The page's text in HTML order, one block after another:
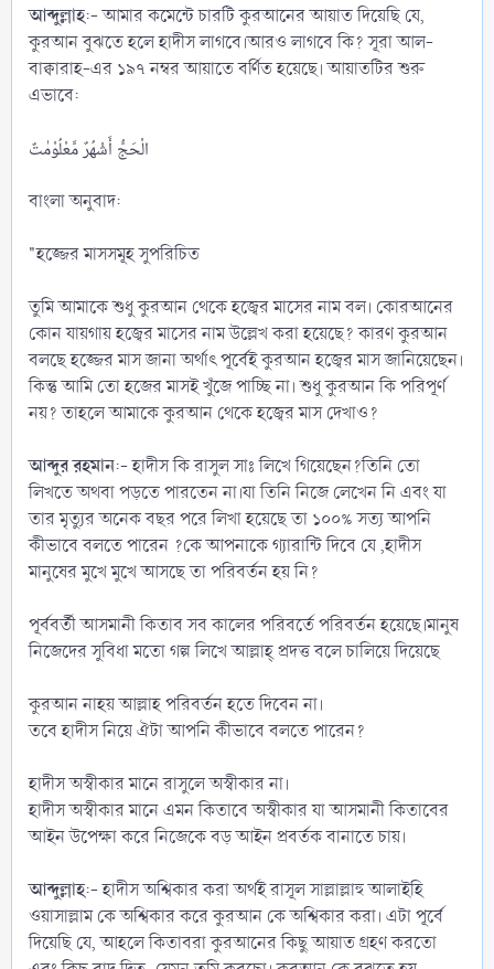
আব্দুল্লাহ:- আমার কমেন্টে চারটি কুরআনের আয়াত দিয়েছি যে,
কুরআন বুঝতে হলে হাদীস লাগবে।আরও লাগবে কি? সূরা আল-
বাক্বারাহ-এর ১৯৭ নম্বর আয়াতে বর্ণিত হয়েছে। আয়াতটির শুরু
এভাবে:
‎الْحَجُّ أَشْهُرٌ مَّعْلُوْمٰتٌ
‎বাংলা অনুবাদ:
‎"হজ্জের মাসসমূহ সুপরিচিত
‎তুমি আমাকে শুধু কুরআন থেকে হজ্বের মাসের নাম বল। কোরআনের
কোন যায়গায় হজ্বের মাসের নাম উল্লেখ করা হয়েছে? কারণ কুরআন
বলছে হজ্জের মাস জানা অর্থাৎ পূর্বেই কুরআন হজ্বের মাস জানিয়েছেন।
কিন্তু আমি তো হজের মাসই খুঁজে পাচ্ছি না। শুধু কুরআন কি পরিপূর্ণ
নয়? তাহলে আমাকে কুরআন থেকে হজ্বের মাস দেখাও?
‎আব্দুর রহমান:- হাদীস কি রাসুল সাঃ লিখে গিয়েছেন?তিনি তো
লিখতে অথবা পড়তে পারতেন না।যা তিনি নিজে লেখেন নি এবং যা
তার মৃত্যুর অনেক বছর পরে লিখা হয়েছে তা ১০০% সত্য আপনি
কীভাবে বলতে পারেন ?কে আপনাকে গ্যারান্টি দিবে যে ,হাদীস
মানুষের মুখে মুখে আসছে তা পরিবর্তন হয় নি?
‎পূর্ববর্তী আসমানী কিতাব সব কালের পরিবর্তে পরিবর্তন হয়েছে।মানুষ
নিজেদের সুবিধা মতো গল্প লিখে আল্লাহ্ প্রদত্ত বলে চালিয়ে দিয়েছে
‎কুরআন নাহয় আল্লাহ পরিবর্তন হতে দিবেন না।
‎তবে হাদীস নিয়ে ঐটা আপনি কীভাবে বলতে পারেন?
‎হাদীস অস্বীকার মানে রাসুলে অস্বীকার না।
‎হাদীস অস্বীকার মানে এমন কিতাবে অস্বীকার যা আসমানী কিতাবের
আইন উপেক্ষা করে নিজেকে বড় আইন প্রবর্তক বানাতে চায়।
‎আব্দুল্লাহ:- হাদীস অশ্বিকার করা অর্থই রাসূল সাল্লাল্লাহু আলাইহি
ওয়াসাল্লাম কে অশ্বিকার করে কুরআন কে অশ্বিকার করা। এটা পূর্বে
দিয়েছি যে, আহলে কিতাবরা কুরআনের কিছু আয়াত গ্রহণ করতো